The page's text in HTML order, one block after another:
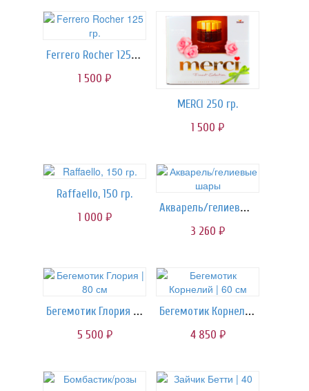
Ferrero Rocher 125 гр.
1 500 руб.
MERCI 250 гр.
1 500 руб.
Raffaello, 150 гр.
1 000 руб.
Акварель/гелиевые шары
3 260 руб.
Бегемотик Глория | 80 см
5 500 руб.
Бегемотик Корнелий | 60 см
4 850 руб.